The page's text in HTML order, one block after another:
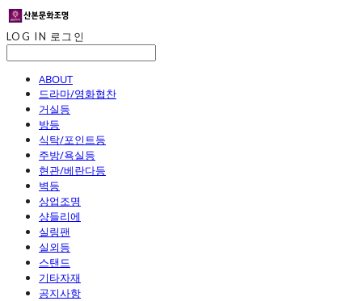
LOG IN 로그인
ABOUT
드라마/영화협찬
거실등
방등
식탁/포인트등
주방/욕실등
현관/베란다등
벽등
상업조명
샹들리에
실링팬
실외등
스탠드
기타자재
공지사항